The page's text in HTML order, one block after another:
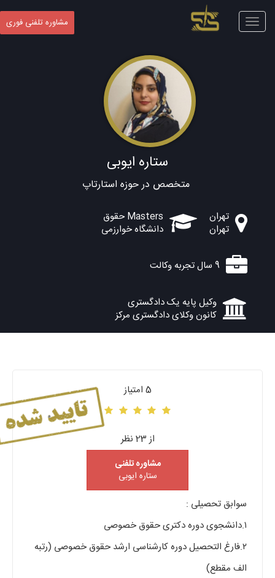
Toggle
navigation
مشاوره تلفنی فوری
ستاره ایوبی
متخصص در حوزه استارتاپ
تهران
تهران
Masters حقوق
دانشگاه خوارزمی
9 سال تجربه وکالت
وکیل پایه یک دادگستری
کانون وکلای دادگستری مرکز
5 امتیاز
از 23 نظر
مشاوره تلفنی
ستاره ایوبی
سوابق تحصیلی :
۱.دانشجوی دوره دکتری حقوق خصوصی
۲.فارغ التحصیل دوره کارشناسی ارشد حقوق خصوصی (رتبه
الف مقطع)